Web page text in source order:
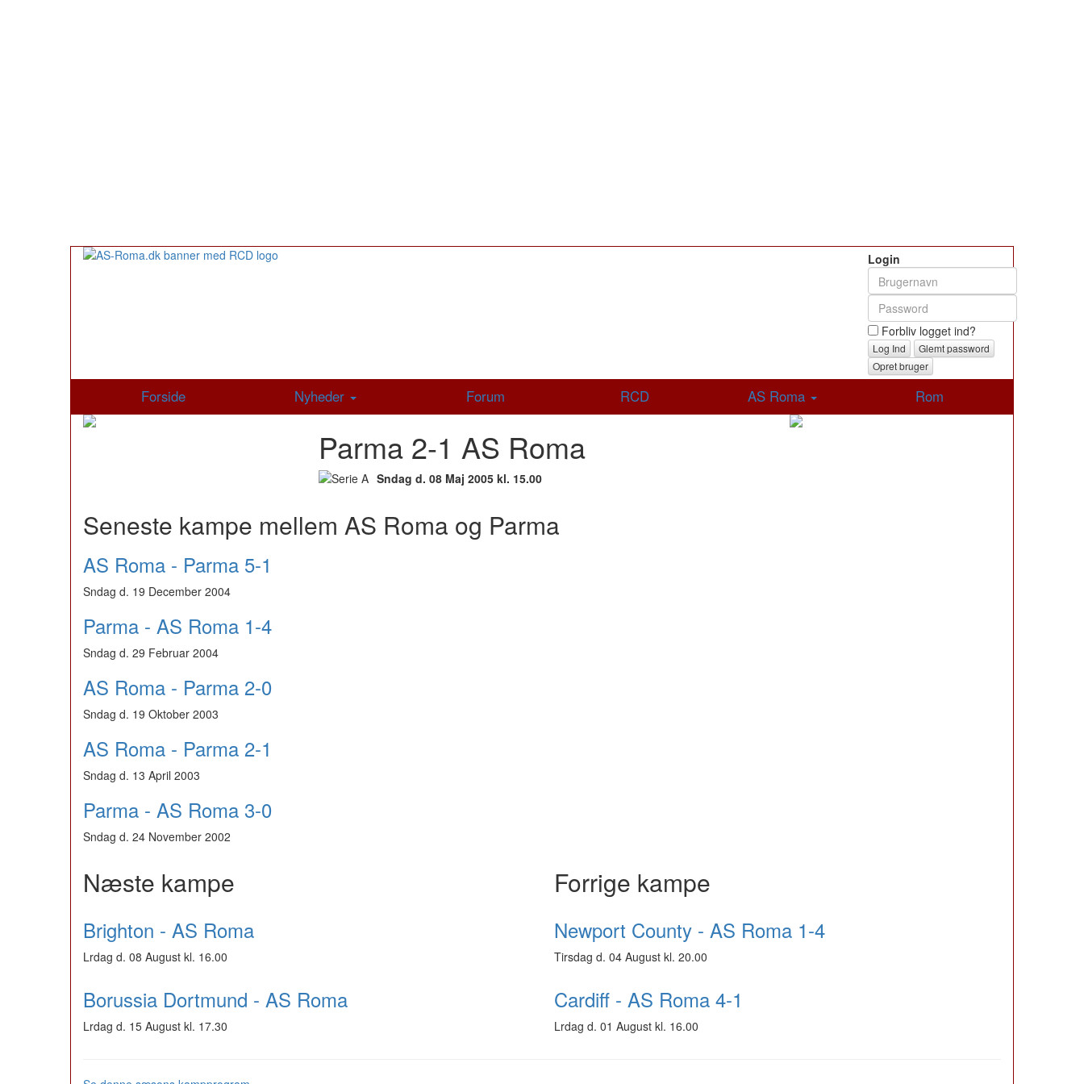
Login
Forbliv logget ind?
Glemt password
Opret bruger
Forside Nyheder Forum RCD AS Roma Rom
Parma 2-1 AS Roma
Sndag d. 08 Maj 2005 kl. 15.00
Seneste kampe mellem AS Roma og Parma
AS Roma - Parma 5-1
Sndag d. 19 December 2004
Parma - AS Roma 1-4
Sndag d. 29 Februar 2004
AS Roma - Parma 2-0
Sndag d. 19 Oktober 2003
AS Roma - Parma 2-1
Sndag d. 13 April 2003
Parma - AS Roma 3-0
Sndag d. 24 November 2002
Næste kampe
Brighton - AS Roma
Lrdag d. 08 August kl. 16.00
Borussia Dortmund - AS Roma
Lrdag d. 15 August kl. 17.30
Forrige kampe
Newport County - AS Roma 1-4
Tirsdag d. 04 August kl. 20.00
Cardiff - AS Roma 4-1
Lrdag d. 01 August kl. 16.00